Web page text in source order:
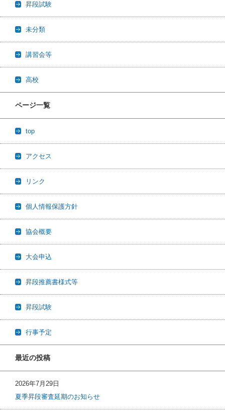
昇段試験
未分類
講習会等
高校
ページ一覧
top
アクセス
リンク
個人情報保護方針
協会概要
大会申込
昇段推薦書様式等
昇段試験
行事予定
最近の投稿
2026年7月29日
夏季昇段審査延期のお知らせ